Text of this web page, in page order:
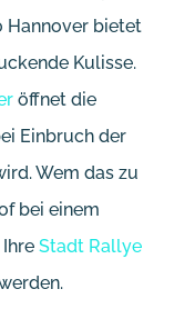
Hannover bietet
Kulisse.
öffnet die
Einbruch der
Wem das zu
bei einem
Stadt Rallye